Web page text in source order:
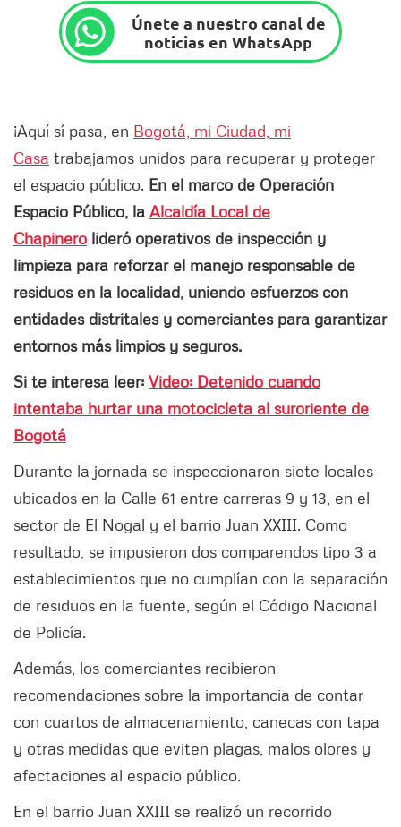
Únete a nuestro canal de
noticias en WhatsApp
¡Aquí sí pasa, en Bogotá, mi Ciudad, mi
Casa trabajamos unidos para recuperar y proteger
el espacio público. En el marco de Operación
Espacio Público, la Alcaldía Local de
Chapinero lideró operativos de inspección y
limpieza para reforzar el manejo responsable de
residuos en la localidad, uniendo esfuerzos con
entidades distritales y comerciantes para garantizar
entornos más limpios y seguros.
Si te interesa leer: Video: Detenido cuando
intentaba hurtar una motocicleta al suroriente de
Bogotá
Durante la jornada se inspeccionaron siete locales
ubicados en la Calle 61 entre carreras 9 y 13, en el
sector de El Nogal y el barrio Juan XXIII. Como
resultado, se impusieron dos comparendos tipo 3 a
establecimientos que no cumplían con la separación
de residuos en la fuente, según el Código Nacional
de Policía.
Además, los comerciantes recibieron
recomendaciones sobre la importancia de contar
con cuartos de almacenamiento, canecas con tapa
y otras medidas que eviten plagas, malos olores y
afectaciones al espacio público.
En el barrio Juan XXIII se realizó un recorrido